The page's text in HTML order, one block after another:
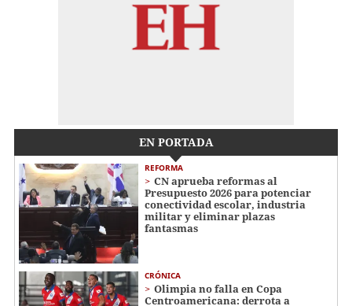
EN PORTADA
REFORMA
CN aprueba reformas al
Presupuesto 2026 para potenciar
conectividad escolar, industria
militar y eliminar plazas
fantasmas
CRÓNICA
Olimpia no falla en Copa
Centroamericana: derrota a